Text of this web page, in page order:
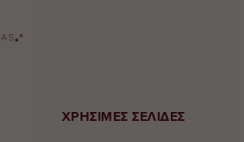
ΧΡΗΣΙΜΕΣ ΣΕΛΙΔΕΣ